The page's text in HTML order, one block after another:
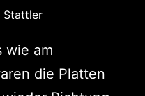
Stattler
wie am
die Platten